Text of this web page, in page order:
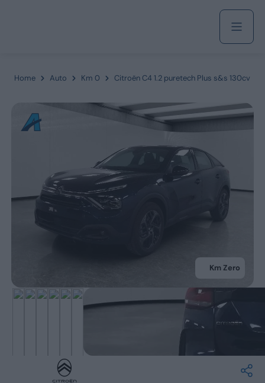
Acquista
Azienda
Servizi
Marchi
Fiat
Alfa Romeo
Home Auto Km 0 Citroën C4 1.2 puretech Plus s&s 130cv
Km Zero